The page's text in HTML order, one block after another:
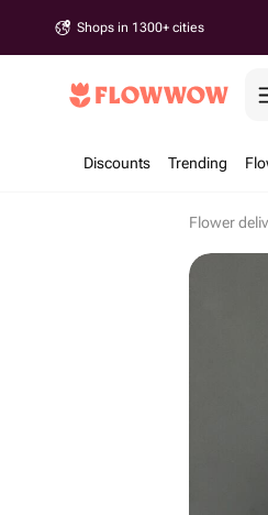
Shops in 1300+ cities
Discounts Trending
Flower